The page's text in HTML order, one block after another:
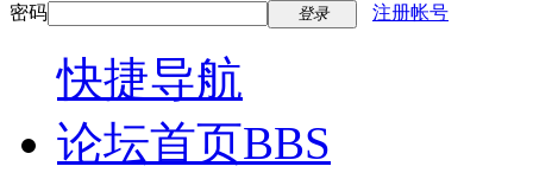
密码
登录 注册帐号
快捷导航
论坛首页BBS